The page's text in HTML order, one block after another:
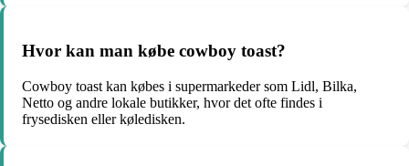
Hvor kan man købe cowboy toast?
Cowboy toast kan købes i supermarkeder som Lidl, Bilka,
Netto og andre lokale butikker, hvor det ofte findes i
frysedisken eller køledisken.